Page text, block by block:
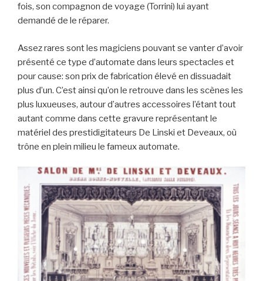
fois, son compagnon de voyage (Torrini) lui ayant
demandé de le réparer.
Assez rares sont les magiciens pouvant se vanter d’avoir
présenté ce type d’automate dans leurs spectacles et
pour cause: son prix de fabrication élevé en dissuadait
plus d’un. C’est ainsi qu’on le retrouve dans les scènes les
plus luxueuses, autour d’autres accessoires l’étant tout
autant comme dans cette gravure représentant le
matériel des prestidigitateurs De Linski et Deveaux, où
trône en plein milieu le fameux automate.